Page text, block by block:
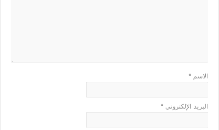
الاسم*
البريد الإلكتروني*